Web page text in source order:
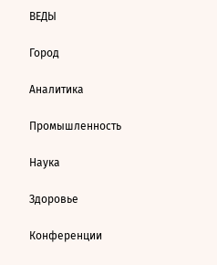
ВЕДЫ
Город
Аналитика
Промышленность
Наука
Здоровье
Конференции